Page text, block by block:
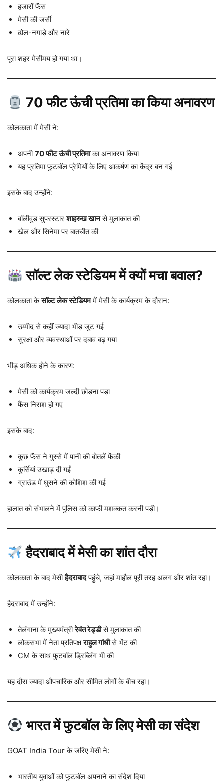
हजारों फैंस
मेसी की जर्सी
ढोल-नगाड़े और नारे
पूरा शहर मेसीमय हो गया था।
70 फीट ऊंची प्रतिमा का किया अनावरण
कोलकाता में मेसी ने:
अपनी70 फीट ऊंची प्रतिमाका अनावरण किया
यह प्रतिमा फुटबॉल प्रेमियों के लिए आकर्षण का केंद्र बन गई
इसके बाद उन्होंने:
बॉलीवुड सुपरस्टारशाहरुख खानसे मुलाकात की
खेल और सिनेमा पर बातचीत की
सॉल्ट लेक स्टेडियम में क्यों मचा बवाल?
कोलकाता केसॉल्ट लेक स्टेडियममें मेसी के कार्यक्रम के दौरान:
उम्मीद से कहीं ज्यादा भीड़ जुट गई
सुरक्षा और व्यवस्थाओं पर दबाव बढ़ गया
भीड़ अधिक होने के कारण:
मेसी को कार्यक्रम जल्दी छोड़ना पड़ा
फैंस निराश हो गए
इसके बाद:
कुछ फैंस ने गुस्से में पानी की बोतलें फेंकी
कुर्सियां उखाड़ दी गईं
ग्राउंड में घुसने की कोशिश की गई
हालात को संभालने में पुलिस को काफी मशक्कत करनी पड़ी।
हैदराबाद में मेसी का शांत दौरा
कोलकाता के बाद मेसीहैदराबादपहुंचे, जहां माहौल पूरी तरह अलग और शांत रहा।
हैदराबाद में उन्होंने:
तेलंगाना के मुख्यमंत्रीरेवंत रेड्डीसे मुलाकात की
लोकसभा में नेता प्रतिपक्षराहुल गांधीसे भेंट की
CM के साथ फुटबॉल ड्रिब्लिंग भी की
यह दौरा ज्यादा औपचारिक और सीमित लोगों के बीच रहा।
भारत में फुटबॉल के लिए मेसी का संदेश
GOAT India Tour के जरिए मेसी ने:
भारतीय युवाओं को फुटबॉल अपनाने का संदेश दिया